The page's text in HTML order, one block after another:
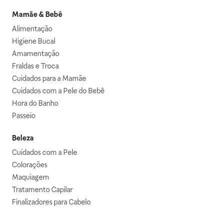
Mamãe & Bebê
Alimentação
Higiene Bucal
Amamentação
Fraldas e Troca
Cuidados para a Mamãe
Cuidados com a Pele do Bebê
Hora do Banho
Passeio
Beleza
Cuidados com a Pele
Colorações
Maquiagem
Tratamento Capilar
Finalizadores para Cabelo